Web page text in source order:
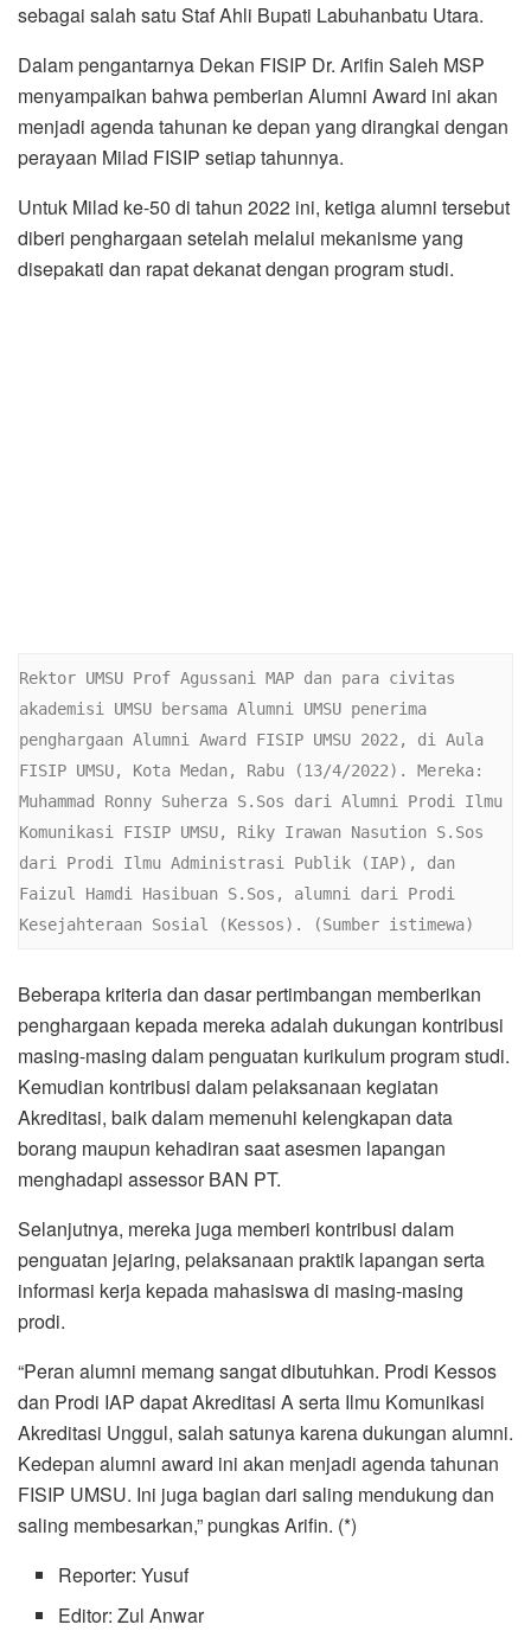
sebagai salah satu Staf Ahli Bupati Labuhanbatu Utara.
Dalam pengantarnya Dekan FISIP Dr. Arifin Saleh MSP
menyampaikan bahwa pemberian Alumni Award ini akan
menjadi agenda tahunan ke depan yang dirangkai dengan
perayaan Milad FISIP setiap tahunnya.
Untuk Milad ke-50 di tahun 2022 ini, ketiga alumni tersebut
diberi penghargaan setelah melalui mekanisme yang
disepakati dan rapat dekanat dengan program studi.
Rektor UMSU Prof Agussani MAP dan para civitas
akademisi UMSU bersama Alumni UMSU penerima
penghargaan Alumni Award FISIP UMSU 2022, di Aula
FISIP UMSU, Kota Medan, Rabu (13/4/2022). Mereka:
Muhammad Ronny Suherza S.Sos dari Alumni Prodi Ilmu
Komunikasi FISIP UMSU, Riky Irawan Nasution S.Sos
dari Prodi Ilmu Administrasi Publik (IAP), dan
Faizul Hamdi Hasibuan S.Sos, alumni dari Prodi
Kesejahteraan Sosial (Kessos). (Sumber istimewa)
Beberapa kriteria dan dasar pertimbangan memberikan
penghargaan kepada mereka adalah dukungan kontribusi
masing-masing dalam penguatan kurikulum program studi.
Kemudian kontribusi dalam pelaksanaan kegiatan
Akreditasi, baik dalam memenuhi kelengkapan data
borang maupun kehadiran saat asesmen lapangan
menghadapi assessor BAN PT.
Selanjutnya, mereka juga memberi kontribusi dalam
penguatan jejaring, pelaksanaan praktik lapangan serta
informasi kerja kepada mahasiswa di masing-masing
prodi.
“Peran alumni memang sangat dibutuhkan. Prodi Kessos
dan Prodi IAP dapat Akreditasi A serta Ilmu Komunikasi
Akreditasi Unggul, salah satunya karena dukungan alumni.
Kedepan alumni award ini akan menjadi agenda tahunan
FISIP UMSU. Ini juga bagian dari saling mendukung dan
saling membesarkan,” pungkas Arifin. (*)
Reporter: Yusuf
Editor: Zul Anwar